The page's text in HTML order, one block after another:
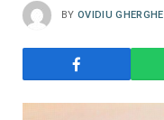
BY OVIDIU GHERGHE